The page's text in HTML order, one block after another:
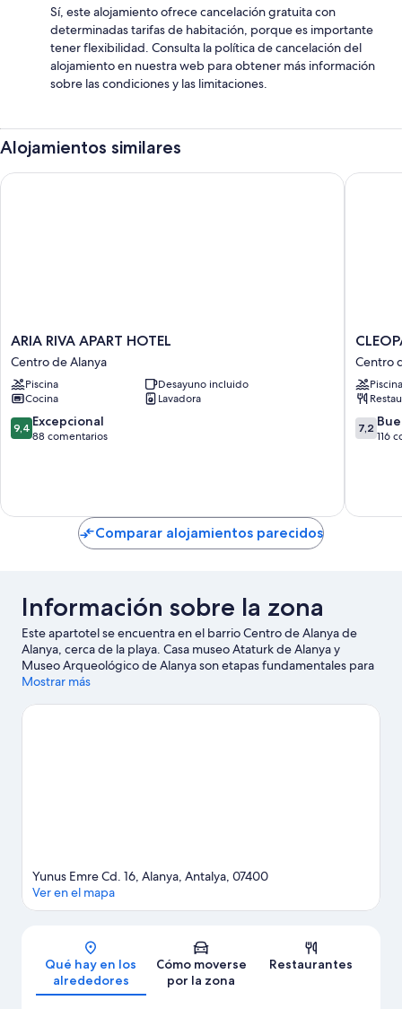
Sí, este alojamiento ofrece cancelación gratuita con
determinadas tarifas de habitación, porque es importante
tener flexibilidad. Consulta la política de cancelación del
alojamiento en nuestra web para obtener más información
sobre las condiciones y las limitaciones.
Alojamientos similares
ARIA
RIVA
APART
HOTEL
Centro
de
Alanya
ARIA RIVA APART HOTEL
Centro de Alanya
Piscina
Desayuno incluido
Cocina
Lavadora
9.4
sobre
9,4 Excepcional
88 comentarios
ARIA RIVA APART HOTEL
ICARIA
APART
HOTEL
Centro
de
Alanya
Centro
Piscina
7.2
sobre
7,2
116
Comparar alojamientos parecidos
Información sobre la zona
Este apartotel se encuentra en el barrio Centro de Alanya de
Alanya, cerca de la playa. Casa museo Ataturk de Alanya y
Museo Arqueológico de Alanya son etapas fundamentales para
los aficionados a la cultura en esta región, donde también
Estación Damlatas si buscas unas vacaciones activas. Jardines de
Mostrar más
Mapa
Yunus Emre Cd. 16, Alanya, Antalya, 07400
Ver en el mapa
Qué hay en los
alrededores
Cómo moverse
por la zona
Restaurantes